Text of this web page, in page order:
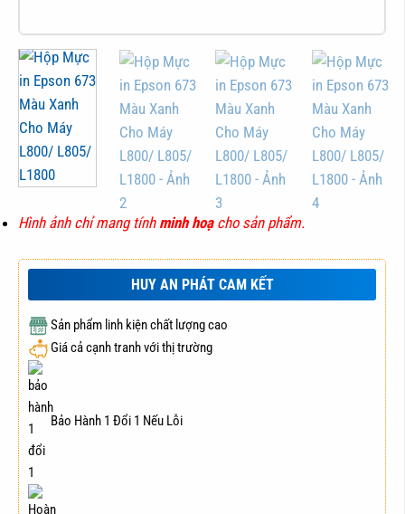
Hình ảnh chỉ mang tính minh hoạcho sản phẩm.
HUY AN PHÁT CAM KẾT
Sản phẩm linh kiện chất lượng cao
Giá cả cạnh tranh với thị trường
Bảo Hành 1 Đổi 1 Nếu Lỗi